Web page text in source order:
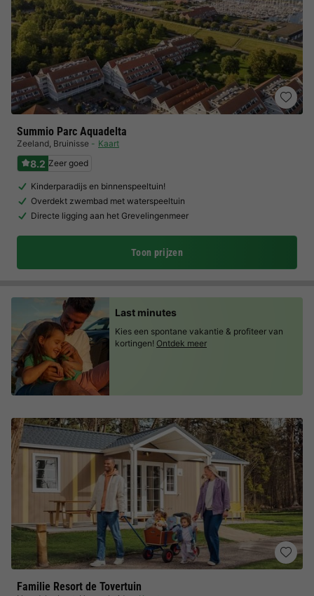
Summio Parc Aquadelta
Zeeland, Bruinisse Kaart
8.2 Zeer goed
Kinderparadijs en binnenspeeltuin!
Overdekt zwembad met waterspeeltuin
Directe ligging aan het Grevelingenmeer
Toon prijzen
Familie Resort de Tovertuin
Last minutes
Kies een spontane vakantie & profiteer van
kortingen! Ontdek meer